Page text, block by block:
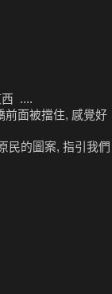
西 ....
前面被擋住, 感覺好
民的圖案, 指引我們